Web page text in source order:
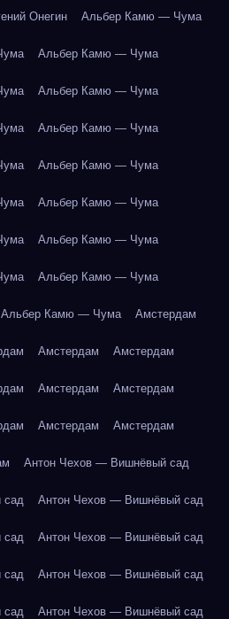
Онегин Альбер Камю — Чума
Альбер Камю — Чума
Альбер Камю — Чума
Альбер Камю — Чума
Альбер Камю — Чума
Альбер Камю — Чума
Альбер Камю — Чума
Альбер Камю — Чума
Альбер Камю — Чума Амстердам
Амстердам Амстердам
Амстердам Амстердам
Амстердам Амстердам
Антон Чехов — Вишнёвый сад
сад Антон Чехов — Вишнёвый сад
сад Антон Чехов — Вишнёвый сад
сад Антон Чехов — Вишнёвый сад
сад Антон Чехов — Вишнёвый сад